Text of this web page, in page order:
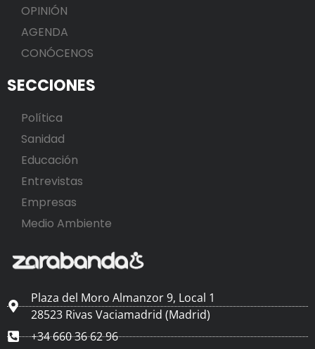
OPINIÓN
AGENDA
CONÓCENOS
SECCIONES
Política
Sanidad
Educación
Entrevistas
Empresas
Medio Ambiente
Plaza del Moro Almanzor 9, Local 1
28523 Rivas Vaciamadrid (Madrid)
+34 660 36 62 96